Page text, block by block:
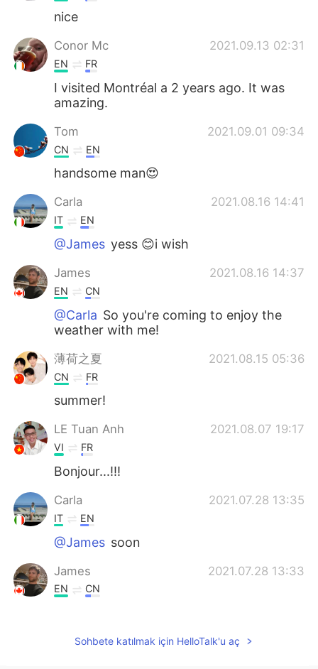
Italiano
Português
nice
Conor Mc 2021.09.13 02:31
EN FR
I visited Montréal a 2 years ago. It was
amazing.
Tom 2021.09.01 09:34
CN EN
handsome man😍
Carla 2021.08.16 14:41
IT EN
@James yess 😊i wish
James 2021.08.16 14:37
EN CN
@Carla So you're coming to enjoy the
weather with me!
薄荷之夏 2021.08.15 05:36
CN FR
summer!
LE Tuan Anh 2021.08.07 19:17
VI FR
Bonjour...!!!
Carla 2021.07.28 13:35
IT EN
@James soon
James 2021.07.28 13:33
EN CN
James 2021.07.28 13:32
Sohbete katılmak için HelloTalk'u aç